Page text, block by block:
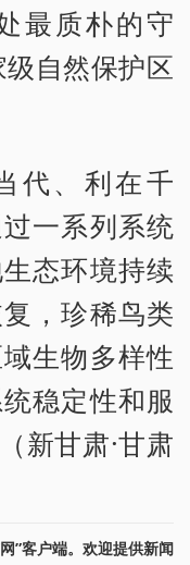
最质朴的守
自然保护区
代、利在千
一系列系统
态环境持续
，珍稀鸟类
生物多样性
稳定性和服
新甘肃·甘肃
”客户端。欢迎提供新闻